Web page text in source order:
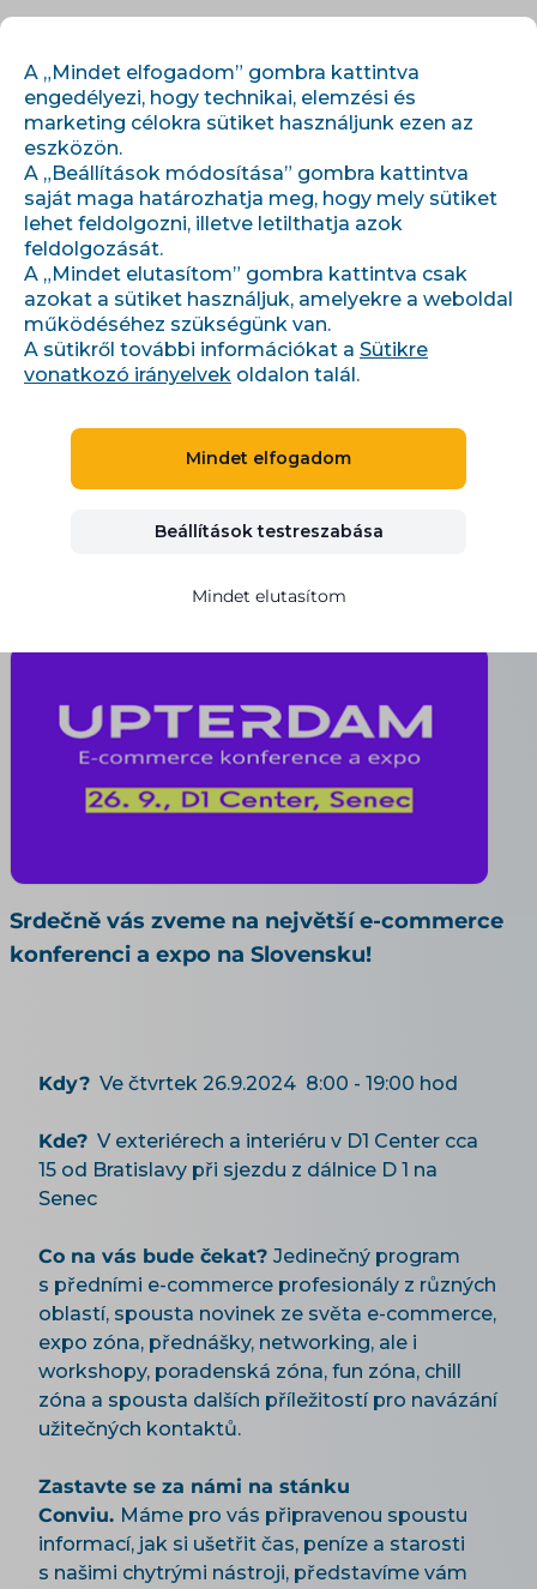
Úvod›Cikkek és információk
Pozvánka na stánek Conviu na Upterdam 2024 dne 26.9. 2024
Conviu na Upterdam 2024
dne 26.9. 2024
2 egy perces olvasás
Srdečně vás zveme na největší e-commerce
konferenci a expo na Slovensku!
Kdy? Ve čtvrtek 26.9.2024 8:00 - 19:00 hod
Kde? V exteriérech a interiéru v D1 Center cca
15 od Bratislavy při sjezdu z dálnice D 1 na
Senec
Co na vás bude čekat? Jedinečný program
s předními e-commerce profesionály z různých
oblastí, spousta novinek ze světa e-commerce,
expo zóna, přednášky, networking, ale i
workshopy, poradenská zóna, fun zóna, chill
zóna a spousta dalších příležitostí pro navázání
užitečných kontaktů.
Zastavte se za námi na stánku
Conviu. Máme pro vás připravenou spoustu
informací, jak si ušetřit čas, peníze a starosti
s našimi chytrými nástroji, představíme vám
A „Mindet elfogadom” gombra kattintva
engedélyezi, hogy technikai, elemzési és
marketing célokra sütiket használjunk ezen az
eszközön.
A „Beállítások módosítása” gombra kattintva
saját maga határozhatja meg, hogy mely sütiket
lehet feldolgozni, illetve letilthatja azok
feldolgozását.
A „Mindet elutasítom” gombra kattintva csak
azokat a sütiket használjuk, amelyekre a weboldal
működéséhez szükségünk van.
A sütikről további információkat a Sütikre
vonatkozó irányelvek oldalon talál.
Mindet elfogadom
Beállítások testreszabása
Mindet elutasítom